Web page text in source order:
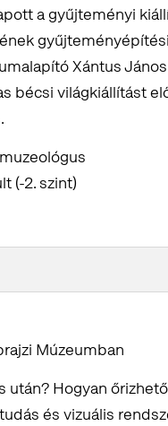
a gyűjteményi
Xántus
bécsi világkiállítást
(-2. szint)
Múzeumban
Hogyan
és vizuális